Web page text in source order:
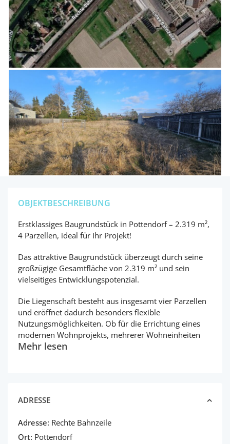
OBJEKTBESCHREIBUNG
Erstklassiges Baugrundstück in Pottendorf – 2.319 m²,
4 Parzellen, ideal für Ihr Projekt!
Das attraktive Baugrundstück überzeugt durch seine
großzügige Gesamtfläche von 2.319 m² und sein
vielseitiges Entwicklungspotenzial.
Die Liegenschaft besteht aus insgesamt vier Parzellen
und eröffnet dadurch besonders flexible
Nutzungsmöglichkeiten. Ob für die Errichtung eines
modernen Wohnprojekts, mehrerer Wohneinheiten
Mehr lesen
ADRESSE
Adresse: Rechte Bahnzeile
Ort: Pottendorf